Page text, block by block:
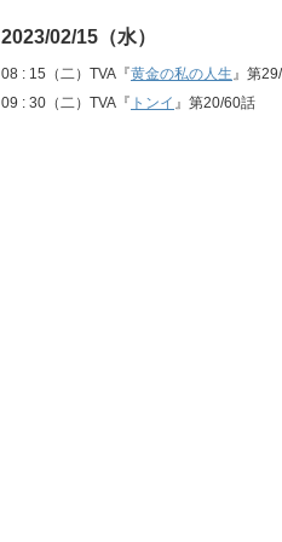
2023/02/15（水）
08 : 15（二）TVA『黄金の私の人生』第
09 : 30（二）TVA『 トンイ 』第20/60話